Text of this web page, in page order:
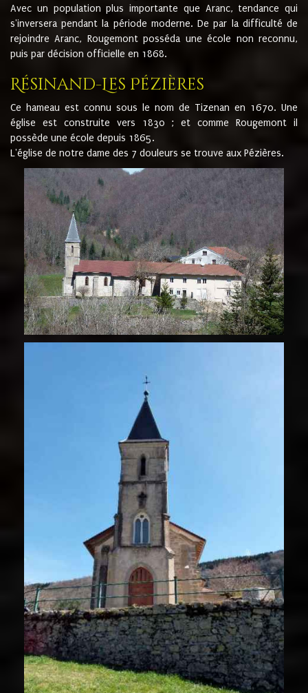
Avec un population plus importante que Aranc, tendance qui
s'inversera pendant la période moderne. De par la difficulté de
rejoindre Aranc, Rougemont posséda une école non reconnu,
puis par décision officielle en 1868.
Résinand-Les Pézières
Ce hameau est connu sous le nom de Tizenan en 1670. Une
église est construite vers 1830 ; et comme Rougemont il
possède une école depuis 1865.
L'église de notre dame des 7 douleurs se trouve aux Pézières.